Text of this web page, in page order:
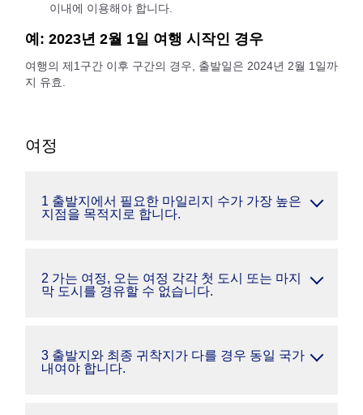
이내에 이용해야 합니다.
예: 2023년 2월 1일 여행 시작인 경우
여행의 제1구간 이후 구간의 경우, 출발일은 2024년 2월 1일까
지 유효.
여정
1 출발지에서 필요한 마일리지 수가 가장 높은
지점을 목적지로 합니다.
2 가는 여정, 오는 여정 각각 첫 도시 또는 마지
막 도시를 경유할 수 없습니다.
3 출발지와 최종 귀착지가 다를 경우 동일 국가
내여야 합니다.